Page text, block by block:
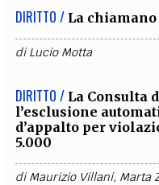
DIRITTO / La
diLucio Motta
DIRITTO / La Consulta
l’esclusione
d’appalto per
5.000
diMaurizio Villani, Marta